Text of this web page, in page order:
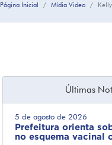
Página Inicial Mídia Video
Últimas
5 de agosto de 2026
Prefeitura orienta
no esquema vacinal